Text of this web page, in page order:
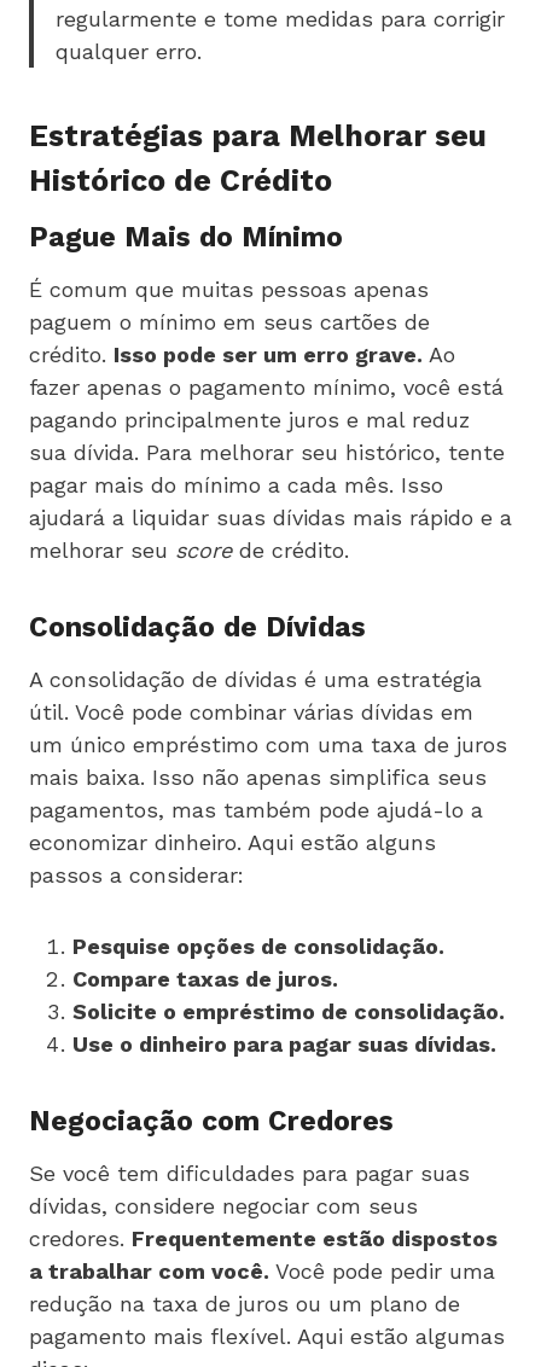
regularmente e tome medidas para corrigir
qualquer erro.
Estratégias para Melhorar seu
Histórico de Crédito
Pague Mais do Mínimo
É comum que muitas pessoas apenas
paguem o mínimo em seus cartões de
crédito. Isso pode ser um erro grave. Ao
fazer apenas o pagamento mínimo, você está
pagando principalmente juros e mal reduz
sua dívida. Para melhorar seu histórico, tente
pagar mais do mínimo a cada mês. Isso
ajudará a liquidar suas dívidas mais rápido e a
melhorar seu scorede crédito.
Consolidação de Dívidas
A consolidação de dívidas é uma estratégia
útil. Você pode combinar várias dívidas em
um único empréstimo com uma taxa de juros
mais baixa. Isso não apenas simplifica seus
pagamentos, mas também pode ajudá-lo a
economizar dinheiro. Aqui estão alguns
passos a considerar:
Pesquise opções de consolidação.
Compare taxas de juros.
Solicite o empréstimo de consolidação.
Use o dinheiro para pagar suas dívidas.
Negociação com Credores
Se você tem dificuldades para pagar suas
dívidas, considere negociar com seus
credores. Frequentemente estão dispostos
a trabalhar com você. Você pode pedir uma
redução na taxa de juros ou um plano de
pagamento mais flexível. Aqui estão algumas